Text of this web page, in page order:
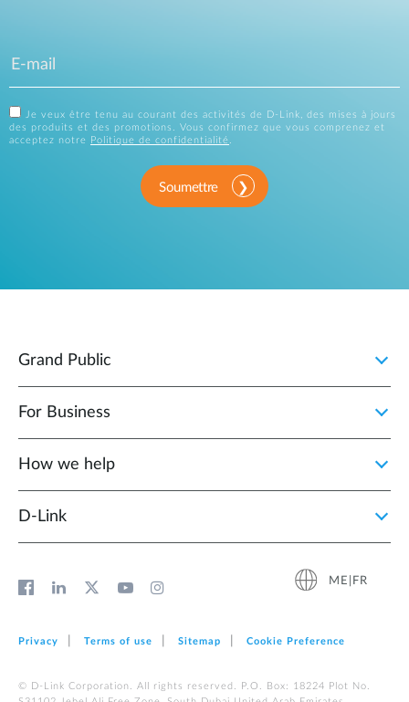
Je veux être tenu au courant des activités de D-Link, des mises à jours
des produits et des promotions. Vous confirmez que vous comprenez et
acceptez notre
Politique de confidentialité.
Soumettre
Grand Public
For Business
How we help
D‑Link
ME|FR
Privacy Terms of use Sitemap Cookie Preference
© D-Link Corporation. All rights reserved. P.O. Box: 18224 Plot No.